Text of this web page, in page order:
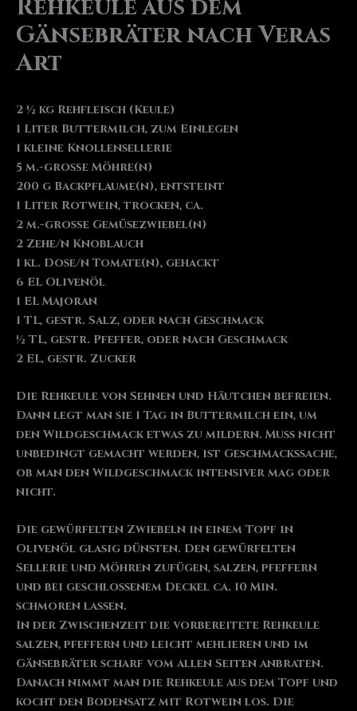
Rehkeule aus dem
Gänsebräter nach Veras
Art
2 ½ kg Rehfleisch (Keule)
1 Liter Buttermilch, zum Einlegen
1 kleine Knollensellerie
5 m.-große Möhre(n)
200 g Backpflaume(n), entsteint
1 Liter Rotwein, trocken, ca.
2 m.-große Gemüsezwiebel(n)
2 Zehe/n Knoblauch
1 kl. Dose/n Tomate(n), gehackt
6 EL Olivenöl
1 EL Majoran
1 TL, gestr. Salz, oder nach Geschmack
½ TL, gestr. Pfeffer, oder nach Geschmack
2 EL, gestr. Zucker
Die Rehkeule von Sehnen und Häutchen befreien.
Dann legt man sie 1 Tag in Buttermilch ein, um
den Wildgeschmack etwas zu mildern. Muss nicht
unbedingt gemacht werden, ist Geschmackssache,
ob man den Wildgeschmack intensiver mag oder
nicht.
Die gewürfelten Zwiebeln in einem Topf in
Olivenöl glasig dünsten. Den gewürfelten
Sellerie und Möhren zufügen, salzen, pfeffern
und bei geschlossenem Deckel ca. 10 Min.
schmoren lassen.
In der Zwischenzeit die vorbereitete Rehkeule
salzen, pfeffern und leicht mehlieren und im
Gänsebräter scharf vom allen Seiten anbraten.
Danach nimmt man die Rehkeule aus dem Topf und
kocht den Bodensatz mit Rotwein los. Die